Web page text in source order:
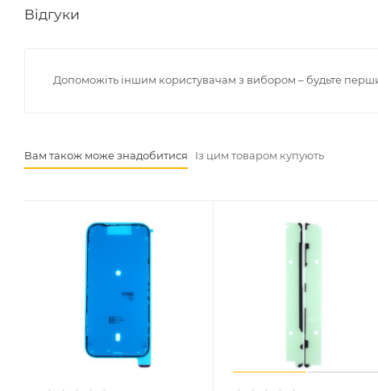
Відгуки
Допоможіть іншим користувачам з вибором – будьте
Вам також може знадобитися Із цим товаром купують